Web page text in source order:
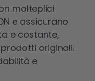
molteplici
e assicurano
e costante,
originali.
e